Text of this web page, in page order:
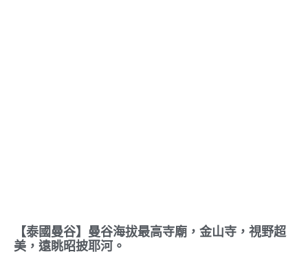
【泰國曼谷】曼谷海拔最高寺廟，金山寺，視野超
美，遠眺昭披耶河。